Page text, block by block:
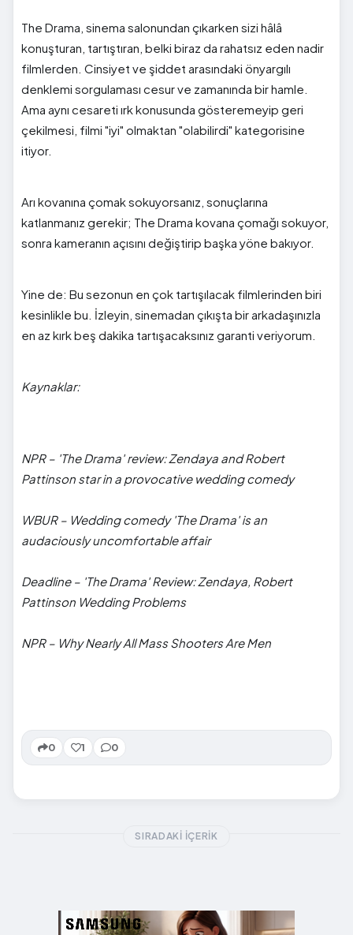
The Drama, sinema salonundan çıkarken sizi hâlâ
konuşturan, tartıştıran, belki biraz da rahatsız eden nadir
filmlerden. Cinsiyet ve şiddet arasındaki önyargılı
denklemi sorgulaması cesur ve zamanında bir hamle.
Ama aynı cesareti ırk konusunda gösteremeyip geri
çekilmesi, filmi "iyi" olmaktan "olabilirdi" kategorisine
itiyor.
Arı kovanına çomak sokuyorsanız, sonuçlarına
katlanmanız gerekir; The Drama kovana çomağı sokuyor,
sonra kameranın açısını değiştirip başka yöne bakıyor.
Yine de: Bu sezonun en çok tartışılacak filmlerinden biri
kesinlikle bu. İzleyin, sinemadan çıkışta bir arkadaşınızla
en az kırk beş dakika tartışacaksınız garanti veriyorum.
Kaynaklar:
NPR – 'The Drama' review: Zendaya and Robert
Pattinson star in a provocative wedding comedy
WBUR – Wedding comedy 'The Drama' is an
audaciously uncomfortable affair
Deadline – 'The Drama' Review: Zendaya, Robert
Pattinson Wedding Problems
NPR – Why Nearly All Mass Shooters Are Men
0 1 0
SIRADAKI İÇERIK